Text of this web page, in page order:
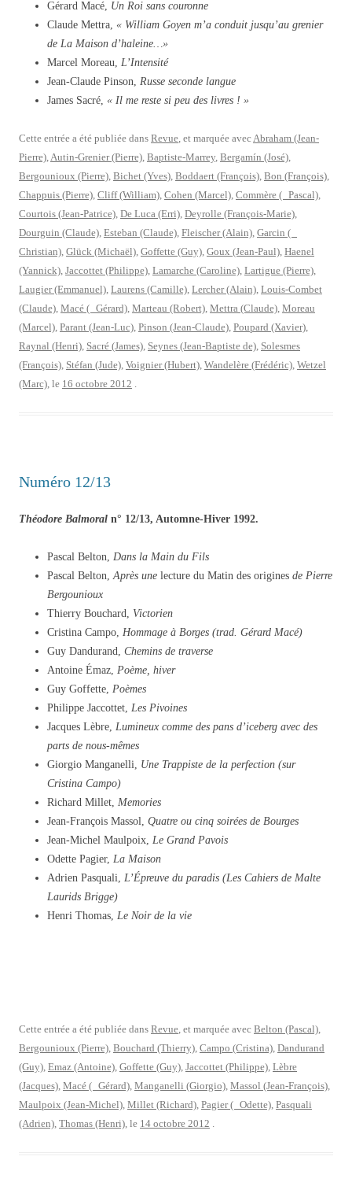
Gérard Macé, Un Roi sans couronne
Claude Mettra, « William Goyen m’a conduit jusqu’au grenier
de La Maison d’haleine…»
Marcel Moreau, L’Intensité
Jean-Claude Pinson, Russe seconde langue
James Sacré, « Il me reste si peu des livres ! »
Cette entrée a été publiée dans Revue, et marquée avecAbraham (Jean-
Pierre),Autin-Grenier (Pierre), Baptiste-Marrey, Bergamín (José),
Bergounioux (Pierre), Bichet (Yves), Boddaert (François), Bon (François),
Chappuis (Pierre), Cliff (William), Cohen (Marcel), Commère ( Pascal),
Courtois (Jean-Patrice), De Luca (Erri), Deyrolle (François-Marie),
Dourguin (Claude), Esteban (Claude), Fleischer (Alain), Garcin (
Christian), Glück (Michaël), Goffette (Guy), Goux (Jean-Paul), Haenel
(Yannick), Jaccottet (Philippe), Lamarche (Caroline), Lartigue (Pierre),
Laugier (Emmanuel), Laurens (Camille), Lercher (Alain), Louis-Combet
(Claude), Macé ( Gérard), Marteau (Robert), Mettra (Claude), Moreau
(Marcel), Parant (Jean-Luc), Pinson (Jean-Claude), Poupard (Xavier),
Raynal (Henri), Sacré (James), Seynes (Jean-Baptiste de), Solesmes
(François), Stéfan (Jude), Voignier (Hubert), Wandelère (Frédéric), Wetzel
(Marc), le 16 octobre 2012 .
Numéro 12/13
Théodore Balmoral n° 12/13, Automne-Hiver 1992.
Pascal Belton, Dans la Main du Fils
Pascal Belton,Après une lecture du Matin des origines de Pierre
Bergounioux
Thierry Bouchard, Victorien
Cristina Campo, Hommage à Borges (trad. Gérard Macé)
Guy Dandurand, Chemins de traverse
Antoine Émaz, Poème, hiver
Guy Goffette, Poèmes
Philippe Jaccottet, Les Pivoines
Jacques Lèbre, Lumineux comme des pans d’iceberg avec des
parts de nous-mêmes
Giorgio Manganelli, Une Trappiste de la perfection (sur
Cristina Campo)
Richard Millet, Memories
Jean-François Massol, Quatre ou cinq soirées de Bourges
Jean-Michel Maulpoix, Le Grand Pavois
Odette Pagier, La Maison
Adrien Pasquali, L’Épreuve du paradis (Les Cahiers de Malte
Laurids Brigge)
Henri Thomas, Le Noir de la vie
Cette entrée a été publiée dans Revue, et marquée avec Belton (Pascal),
Bergounioux (Pierre), Bouchard (Thierry), Campo (Cristina), Dandurand
(Guy), Emaz (Antoine), Goffette (Guy), Jaccottet (Philippe), Lèbre
(Jacques), Macé ( Gérard), Manganelli (Giorgio), Massol (Jean-François),
Maulpoix (Jean-Michel), Millet (Richard), Pagier ( Odette), Pasquali
(Adrien), Thomas (Henri), le 14 octobre 2012 .